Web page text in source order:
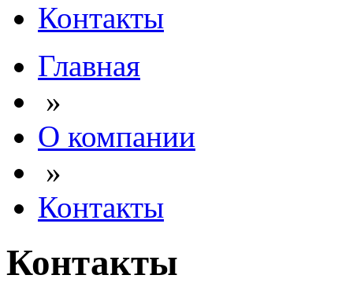
Контакты
Главная
»
О компании
»
Контакты
Контакты